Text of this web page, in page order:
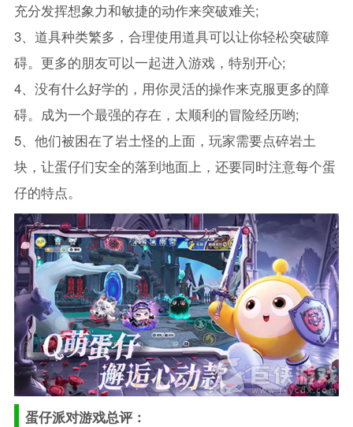
充分发挥想象力和敏捷的动作来突破难关;
3、道具种类繁多，合理使用道具可以让你轻松突破障
碍。更多的朋友可以一起进入游戏，特别开心;
4、没有什么好学的，用你灵活的操作来克服更多的障
碍。成为一个最强的存在，太顺利的冒险经历哟;
5、他们被困在了岩土怪的上面，玩家需要点碎岩土
块，让蛋仔们安全的落到地面上，还要同时注意每个蛋
仔的特点。
蛋仔派对游戏总评：